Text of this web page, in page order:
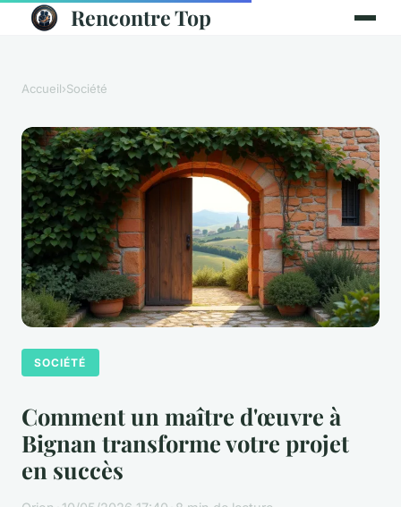
Rencontre Top
Accueil›Société
SOCIÉTÉ
Comment un maître d'œuvre à
Bignan transforme votre projet
en succès